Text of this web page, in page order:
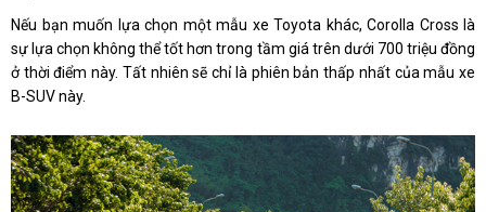
Nếu bạn muốn lựa chọn một mẫu xe Toyota khác, Corolla Cross là
sự lựa chọn không thể tốt hơn trong tầm giá trên dưới 700 triệu đồng
ở thời điểm này. Tất nhiên sẽ chỉ là phiên bản thấp nhất của mẫu xe
B-SUV này.